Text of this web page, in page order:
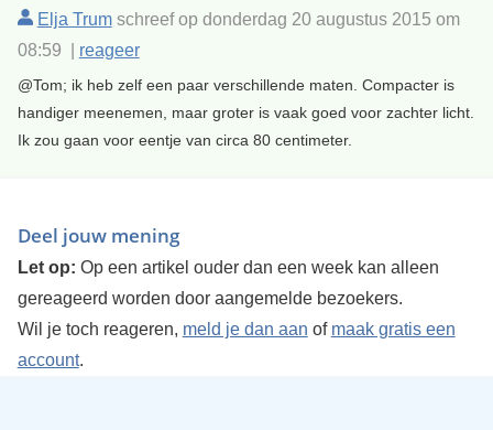
Elja Trumschreef op donderdag 20 augustus 2015 om
08:59 | reageer
@Tom; ik heb zelf een paar verschillende maten. Compacter is
handiger meenemen, maar groter is vaak goed voor zachter licht.
Ik zou gaan voor eentje van circa 80 centimeter.
Deel jouw mening
Let op: Op een artikel ouder dan een week kan alleen
gereageerd worden door aangemelde bezoekers.
Wil je toch reageren, meld je dan aan of maak gratis een
account.